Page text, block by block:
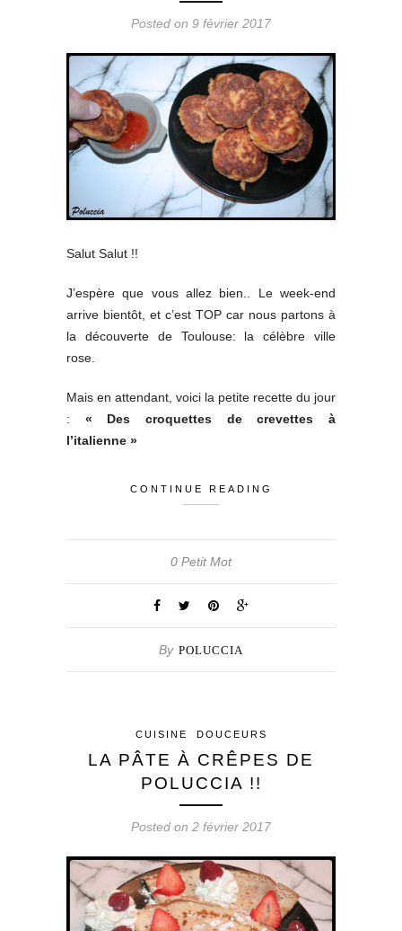
Posted on 9 février 2017
Salut Salut !!
J’espère que vous allez bien.. Le week-end
arrive bientôt, et c’est TOP car nous partons à
la découverte de Toulouse: la célèbre ville
rose.
Mais en attendant, voici la petite recette du jour
: « Des croquettes de crevettes à
l’italienne »
CONTINUE READING
0 Petit Mot
By POLUCCIA
CUISINE DOUCEURS
LA PÂTE À CRÊPES DE
POLUCCIA !!
Posted on 2 février 2017